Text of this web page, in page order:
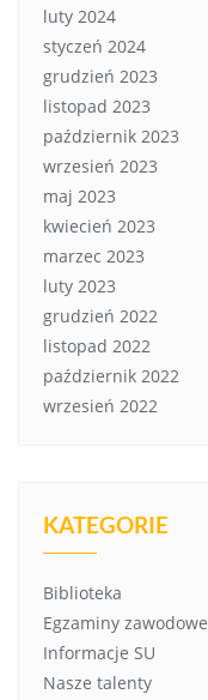
luty 2024
styczeń 2024
grudzień 2023
listopad 2023
październik 2023
wrzesień 2023
maj 2023
kwiecień 2023
marzec 2023
luty 2023
grudzień 2022
listopad 2022
październik 2022
wrzesień 2022
KATEGORIE
Biblioteka
Egzaminy zawodowe
Informacje SU
Nasze talenty